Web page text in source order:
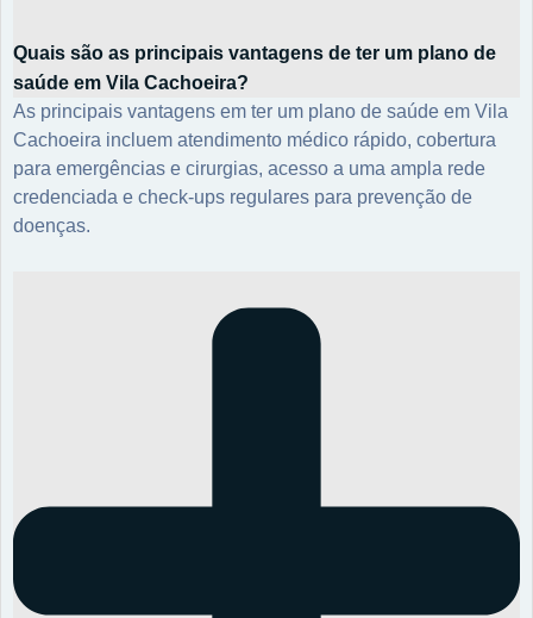
Quais são as principais vantagens de ter um plano de
saúde em Vila Cachoeira?
As principais vantagens em ter um plano de saúde em Vila
Cachoeira incluem atendimento médico rápido, cobertura
para emergências e cirurgias, acesso a uma ampla rede
credenciada e check-ups regulares para prevenção de
doenças.